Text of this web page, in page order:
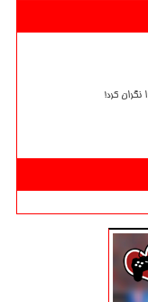
نگران کرد!